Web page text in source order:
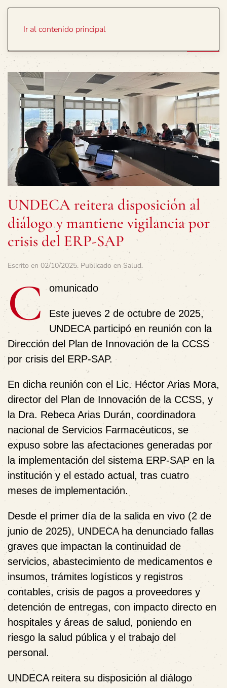
Ir al contenido principal
UNDECA reitera disposición al
diálogo y mantiene vigilancia por
crisis del ERP-SAP
Escrito en 02/10/2025. Publicado en Salud.
C omunicado
Este jueves 2 de octubre de 2025,
UNDECA participó en reunión con la
Dirección del Plan de Innovación de la CCSS
por crisis del ERP-SAP.
En dicha reunión con el Lic. Héctor Arias Mora,
director del Plan de Innovación de la CCSS, y
la Dra. Rebeca Arias Durán, coordinadora
nacional de Servicios Farmacéuticos, se
expuso sobre las afectaciones generadas por
la implementación del sistema ERP-SAP en la
institución y el estado actual, tras cuatro
meses de implementación.
Desde el primer día de la salida en vivo (2 de
junio de 2025), UNDECA ha denunciado fallas
graves que impactan la continuidad de
servicios, abastecimiento de medicamentos e
insumos, trámites logísticos y registros
contables, crisis de pagos a proveedores y
detención de entregas, con impacto directo en
hospitales y áreas de salud, poniendo en
riesgo la salud pública y el trabajo del
personal.
UNDECA reitera su disposición al diálogo